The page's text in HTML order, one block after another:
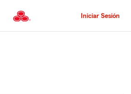
al
contenido
principal
Iniciar Sesión